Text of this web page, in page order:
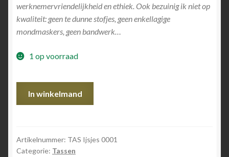
werknemervriendelijkheid en ethiek. Ook bezuinig ik niet op
kwaliteit: geen te dunne stofjes, geen enkellagige
mondmaskers, geen bandwerk…
1 op voorraad
In winkelmand
Artikelnummer: TAS Ijsjes 0001
Categorie: Tassen